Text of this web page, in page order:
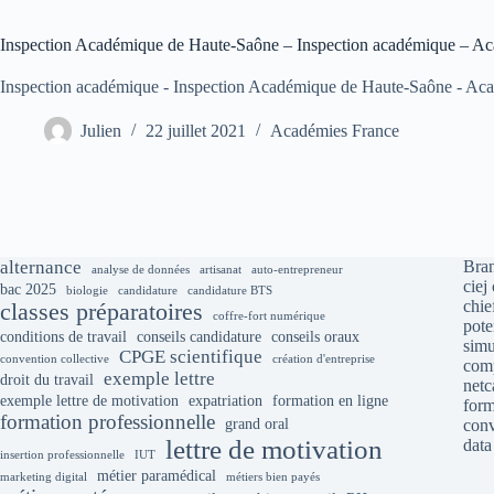
Inspection Académique de Haute-Saône – Inspection académique –
Inspection académique - Inspection Académique de Haute-Saône -
Julien 22 juillet 2021 Académies France
alternance analyse de données artisanat auto-entrepreneur
bac 2025 biologie candidature candidature BTS
classes préparatoires coffre-fort numérique
conditions de travail conseils candidature conseils oraux
convention collective CPGE scientifique création d'entreprise
droit du travail exemple lettre
exemple lettre de motivation expatriation formation en ligne
formation professionnelle grand oral
insertion professionnelle IUT lettre de motivation
marketing digital métier paramédical métiers bien payés
ciej